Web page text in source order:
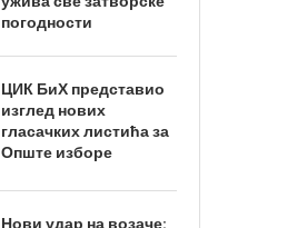
погодности
ЦИК БиХ представио
изглед нових
гласачких листића за
Опште изборе